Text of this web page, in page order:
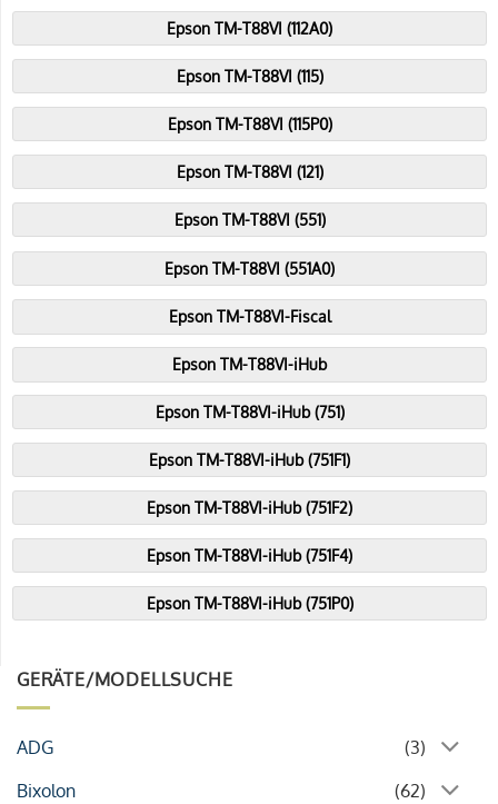
GERÄTE/MODELLSUCHE
ADG
(3)
Bixolon
(62)
Epson TM-T88VI (112A0)
Epson TM-T88VI (115)
Epson TM-T88VI (115P0)
Epson TM-T88VI (121)
Epson TM-T88VI (551)
Epson TM-T88VI (551A0)
Epson TM-T88VI-Fiscal
Epson TM-T88VI-iHub
Epson TM-T88VI-iHub (751)
Epson TM-T88VI-iHub (751F1)
Epson TM-T88VI-iHub (751F2)
Epson TM-T88VI-iHub (751F4)
Epson TM-T88VI-iHub (751P0)